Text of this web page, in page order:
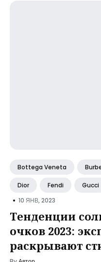
Bottega Veneta
Dior Fendi Gucci
• 10 ЯНВ, 2023
Тенденции
очков 2023:
раскрывают